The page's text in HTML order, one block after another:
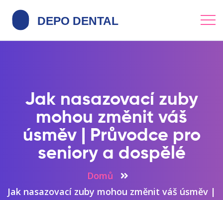
Jak nasazovací zuby
mohou změnit váš
úsměv | Průvodce pro
seniory a dospělé
Domů
Jak nasazovací zuby mohou změnit váš úsměv |